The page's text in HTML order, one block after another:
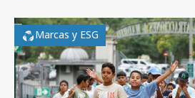
Marcas y ESG